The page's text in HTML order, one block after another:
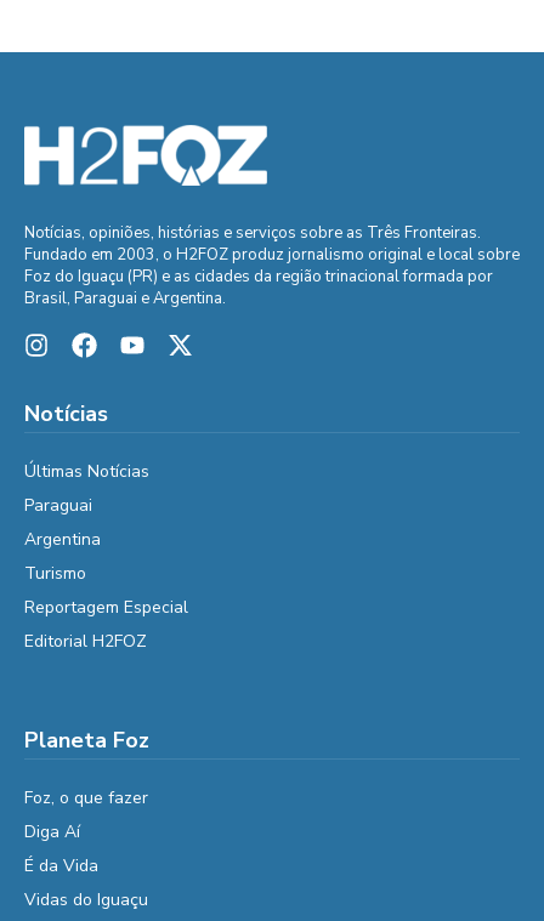
Notícias, opiniões, histórias e serviços sobre as Três Fronteiras.
Fundado em 2003, o H2FOZ produz jornalismo original e local sobre
Foz do Iguaçu (PR) e as cidades da região trinacional formada por
Brasil, Paraguai e Argentina.
Notícias
Últimas Notícias
Paraguai
Argentina
Turismo
Reportagem Especial
Editorial H2FOZ
Planeta Foz
Foz, o que fazer
Diga Aí
É da Vida
Vidas do Iguaçu